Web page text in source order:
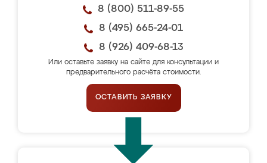
8 (800) 511-89-55
8 (495) 665-24-01
8 (926) 409-68-13
Или оставьте заявку на сайте для консультации и
предварительного расчёта стоимости.
ОСТАВИТЬ ЗАЯВКУ